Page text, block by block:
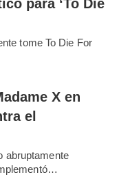
para ‘To Die
tome To Die For
X en
el
abruptamente